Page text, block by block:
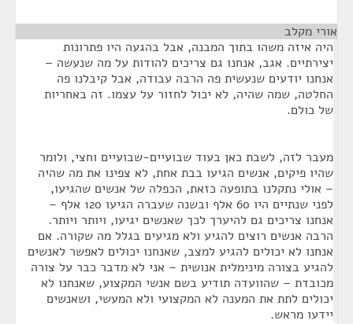
אורי מקלב
היה איזה משהו בתוך המבנה, אבל בהגעה היו פתרונות
יצירתיים. אגב, אנחנו גם צריכים להודות על מה שנעשה –
אנחנו יודעים שנעשית פה הרבה עבודה, אבל קיבלנו פה
החלטה, שמה שהיה, לא יכול לחזור על עצמו. זה באחריות
של כולם.
מעבר לזה, לשבת כאן בעוד שבועיים-שבועיים וחצי, ולומר
שהיו פיקים, אנשים הגיעו בבת אחת, לא צפינו את מה שהיה
– אולי נתקלנו בתופעה כזאת, הכפלה של אנשים שהגיעו,
לפני שנתיים היו 60 אלף ובשנה שעברה הגיעו 120 אלף –
אנחנו צריכים גם להיערך לכך שאנשים יגיעו, ויותר ויותר.
הרבה אנשים רוצים להגיע ולא מגיעים בגלל מה שקורה. אם
אנחנו לא יכולים להגיע למצב, שאנחנו יכולים לאפשר לאנשים
להגיע בצורה מינימלית אנושית – אני לא מדבר כבר על צורה
מכובדת – שהוועדה תודיע בשם אנשי המקצוע, שאנחנו לא
יכולים לתת את המענה לא המקצועי ולא המעשי, ושאנשים
יידעו מראש.